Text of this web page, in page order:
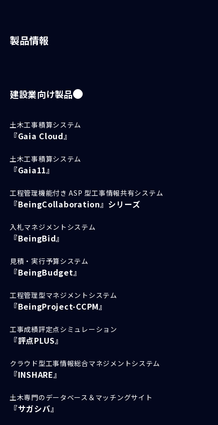
製品情報
建設業向け製品
土木工事積算システム
『Gaia Cloud』
土木工事積算システム
『Gaia11』
工程管理機能付き ASP 型工事情報共有システム
『BeingCollaboration』シリーズ
入札マネジメントシステム
『BeingBid』
見積・実行予算システム
『BeingBudget』
工程管理型マネジメントシステム
『BeingProject-CCPM』
工事成績評定点シミュレーション
『評点PLUS』
クラウド型工事情報総合マネジメントシステム
『INSHARE』
土木専門のデータベース＆マッチングサイト
『サガシバ』